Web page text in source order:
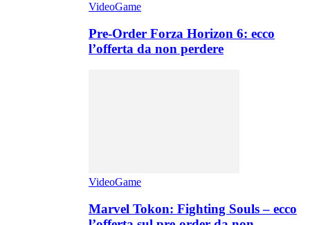
VideoGame
Pre-Order Forza Horizon 6: ecco
l’offerta da non perdere
VideoGame
Marvel Tokon: Fighting Souls – ecco